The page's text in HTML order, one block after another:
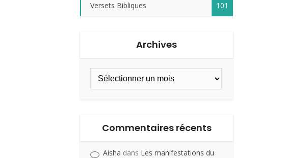
Versets Bibliques 101
Archives
Commentaires récents
Aisha dans Les manifestations du